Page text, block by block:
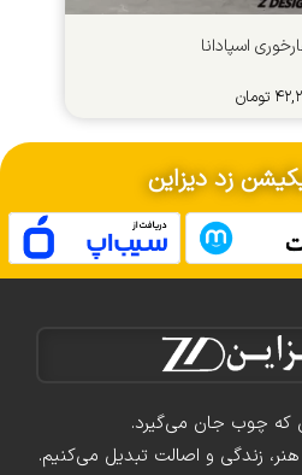
اﺳﭙﺎداﻧﺎ
تومان
زد دیزاین
که چوب جان می‌گیرد.
هنر، زندگی و اصالت تبدیل می‌کنیم.